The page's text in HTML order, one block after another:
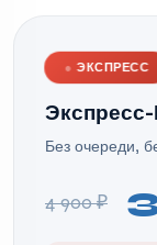
●ЭКСПРЕСС
Без очереди,
4 900 ₽